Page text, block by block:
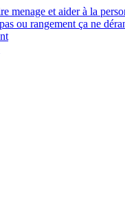
menage et aider à la
ou rangement ça ne